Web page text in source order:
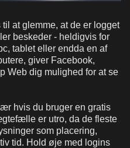
at glemme, at de er logget
beskeder - heldigvis for
tablet eller endda en af
giver Facebook,
Web dig mulighed for at se
hvis du bruger en gratis
er utro, da de fleste
som placering,
tid. Hold øje med logins